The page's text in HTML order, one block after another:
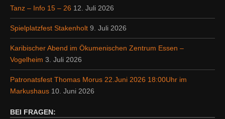
Tanz – Info 15 – 26 12. Juli 2026
Spielplatzfest Stakenholt 9. Juli 2026
Karibischer Abend im Ökumenischen Zentrum Essen –
Vogelheim 3. Juli 2026
Patronatsfest Thomas Morus 22.Juni 2026 18:00Uhr im
Markushaus 10. Juni 2026
BEI FRAGEN: